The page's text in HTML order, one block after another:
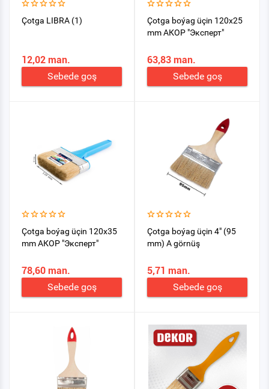
Çotga LIBRA (1)
12,02 man.
Sebede goş
Çotga boýag üçin 120х25
mm АКОР "Эксперт"
63,83 man.
Sebede goş
Çotga boýag üçin 120х35
mm АКОР "Эксперт"
78,60 man.
Sebede goş
Çotga boýag üçin 4" (95
mm) A görnüş
5,71 man.
Sebede goş